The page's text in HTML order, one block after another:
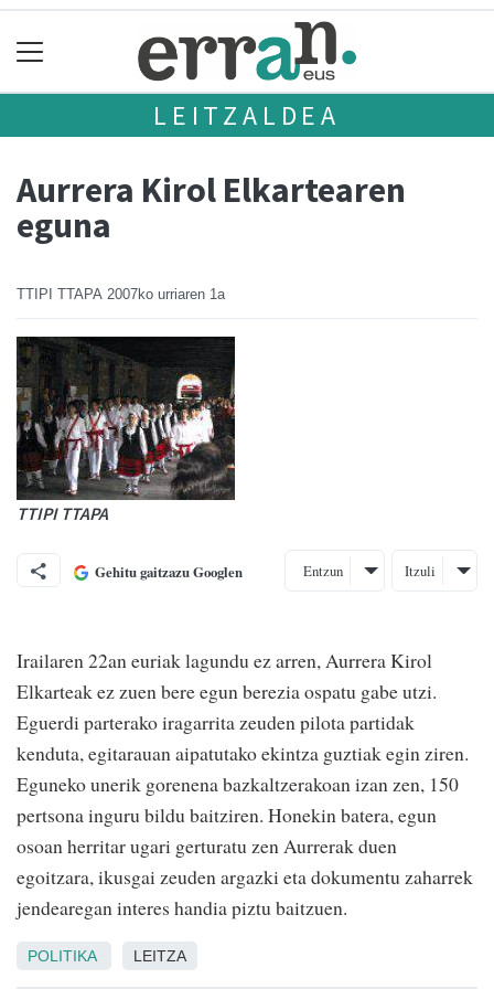
LEITZALDEA
Aurrera Kirol Elkartearen
eguna
TTIPI TTAPA 2007ko urriaren 1a
TTIPI TTAPA
Gehitu gaitzazu Googlen Entzun Itzuli
Irailaren 22an euriak lagundu ez arren, Aurrera Kirol
Elkarteak ez zuen bere egun berezia ospatu gabe utzi.
Eguerdi parterako iragarrita zeuden pilota partidak
kenduta, egitarauan aipatutako ekintza guztiak egin ziren.
Eguneko unerik gorenena bazkaltzerakoan izan zen, 150
pertsona inguru bildu baitziren. Honekin batera, egun
osoan herritar ugari gerturatu zen Aurrerak duen
egoitzara, ikusgai zeuden argazki eta dokumentu zaharrek
jendearegan interes handia piztu baitzuen.
POLITIKA LEITZA